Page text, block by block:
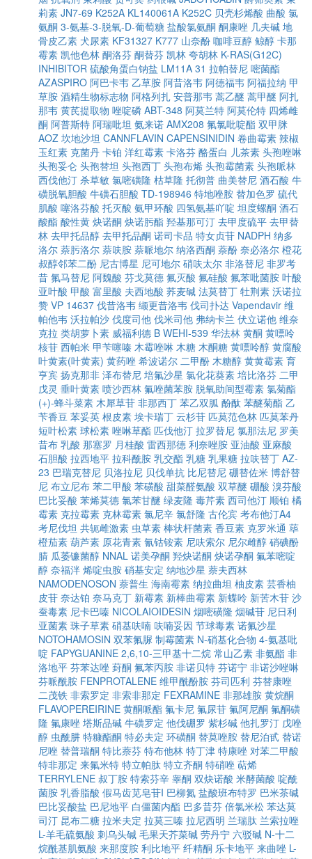
莉素 JN7-69 K252A KL140061A K252C 贝壳杉烯酸 曲酸 氯
氨酮 3-氨基-3-脱氧-D-葡萄糖 盐酸氯氨酮 酮康唑 几夫碱 地
骨皮乙素 犬尿素 KF31327 K777 山奈酚 咖啡豆醇 鲸醇 卡那
霉素 凯他色林 酮洛芬 酮替芬 凯林 夸胡林 K-RAS(G12C)
INHIBITOR 硫酸角蛋白钠盐 LM11A 31 拉帕替尼 嘧菌酯
AZASPIRO 阿巴卡韦 乙草胺 阿昔洛韦 阿德福韦 阿福拉纳 甲
草胺 酒精生物标志物 阿格列扎 安普那韦 蒿乙醚 蒿甲醚 阿扎
那韦 黄芪提取物 唑啶磷 ABT-348 阿莫兰特 阿莫伦特 四烯雌
酮 阿普斯特 阿瑞吡坦 氨来诺 AMX208 氟氯吡啶酯 双甲脒
AOZ 坎地沙坦 CANNFLAVIN CAPENSINIDIN 卷曲霉素 辣椒
玉红素 克菌丹 卡铂 洋红霉素 卡洛芬 酪蛋白 儿茶素 头孢唑啉
头孢妥仑 头孢替坦 头孢西丁 头孢布烯 头孢霉菌素 头孢哌林
西伐他汀 杀草敏 氯嘧磺隆 枯草隆 托彻普 曲美替尼 酒石酸 牛
磺脱氧胆酸 牛磺石胆酸 TD-198946 特地唑胺 替加色罗 硫代
肌酸 噻洛芬酸 托灭酸 氨甲环酸 四氢氨基吖啶 坦度螺酮 酒石
酸酯 酸性黄 炔诺酮 炔诺肟酯 羟基那可汀 去甲度硫平 去甲替
林 去甲托品醇 去甲托品酮 诺司卡品 特女贞苷 NADPH 纳多
洛尔 萘肟洛尔 萘呋胺 萘哌地尔 纳洛西酮 萘酚 奈必洛尔 橙花
叔醇邻苯二酚 尼古博星 尼可地尔 硝呋太尔 非洛替尼 非罗考
昔 氟马替尼 阿魏酸 芬戈莫德 氟灭酸 氟硅酸 氟苯吡菌胺 叶酸
亚叶酸 甲酸 富里酸 夫西地酸 荞麦碱 法莫替丁 牡荆素 沃诺拉
赞 VP 14637 伐昔洛韦 缬更昔洛韦 伐司扑达 Vapendavir 维
帕他韦 沃拉帕沙 伐度司他 伐米司他 弗纳卡兰 伏立诺他 维奈
克拉 类胡萝卜素 威福利德 B WEHI-539 华法林 黄酮 黄嘌呤
核苷 西帕米 甲苄噻嗪 木霉唑啉 木糖 木酮糖 黄嘌呤醇 黄腐酸
叶黄素(叶黄素) 黄药唑 希波诺尔 二甲酚 木糖醇 黄黄霉素 育
亨宾 扬克那非 泽布替尼 培氟沙星 氯化花葵素 培比洛芬 二甲
戊灵 垂叶黄素 喷沙西林 氟唑菌苯胺 脱氧助间型霉素 氯菊酯
(+)-蜂斗菜素 木犀草苷 非那西丁 苯乙双胍 酚酞 苯醚菊酯 乙
苄香豆 苯妥英 根皮素 埃卡瑞丁 云杉苷 匹莫范色林 匹莫苯丹
短叶松素 球松素 唑啉草酯 匹伐他汀 拉罗替尼 氯那法尼 罗美
昔布 乳酸 那塞罗 月桂酸 雷西那德 利奈唑胺 亚油酸 亚麻酸
石胆酸 拉西地平 拉科酰胺 乳交酯 乳糖 乳果糖 拉呋替丁 AZ-
23 巴瑞克替尼 贝洛拉尼 贝伐单抗 比尼替尼 硼替佐米 博舒替
尼 布立尼布 苯二甲酸 苯磺酸 甜菜醛氨酸 双草醚 硼酸 溴芬酸
巴比妥酸 苯烯莫德 氯苯甘醚 绿麦隆 毒芹素 西司他汀 顺铂 橘
霉素 克拉霉素 克林霉素 氯尼辛 氯舒隆 古伦宾 考布他汀A4
考尼伐坦 共轭雌激素 虫草素 棒状杆菌素 香豆素 克罗米通 荜
橙茄素 葫芦素 原花青素 氰钴铵素 尼呋索尔 尼尔雌醇 硝碘酚
腈 瓜萎镰菌醇 NNAL 诺美孕酮 羟炔诺酮 炔诺孕酮 氟苯嘧啶
醇 奈福泮 烯啶虫胺 硝基安定 纳地沙星 萘夫西林
NAMODENOSON 萘普生 海南霉素 纳拉曲坦 柚皮素 芸香柚
皮苷 奈达铂 奈马克丁 新霉素 新棒曲霉素 新蝶呤 新苦木苷 沙
蚕毒素 尼卡巴嗪 NICOLAIOIDESIN 烟嘧磺隆 烟碱苷 尼日利
亚菌素 珠子草素 硝基呋喃 呋喃妥因 节球毒素 诺氟沙星
NOTOHAMOSIN 双苯氟脲 制霉菌素 N-硝基化合物 4-氨基吡
啶 FAPYGUANINE 2,6,10-三甲基十二烷 常山乙素 非氨酯 非
洛地平 芬苯达唑 葑酮 氟苯丙胺 非诺贝特 芬诺宁 非诺沙唑啉
芬哌酰胺 FENPROTALENE 维甲酰酚胺 芬司匹利 芬替康唑
二茂铁 非索罗定 非索非那定 FEXRAMINE 非那雄胺 黄烷酮
FLAVOPEREIRINE 黄酮哌酯 氟卡尼 氟尿苷 氟阿尼酮 氟酮磺
隆 氟康唑 塔斯品碱 牛磺罗定 他伐硼罗 紫杉碱 他扎罗汀 戊唑
醇 虫酰肼 特糠酯酮 特必夫定 环磺酮 替莫唑胺 替尼泊甙 替诺
尼唑 替普瑞酮 特比萘芬 特布他林 特丁津 特康唑 对苯二甲酸
特非那定 来氟米特 特立帕肽 特立齐酮 特硝唑 萜烯
TERRYLENE 叔丁胺 特索芬辛 睾酮 双炔诺酸 米酵菌酸 啶酰
菌胺 乳香脂酸 假马齿苋皂苷I 巴柳氮 盐酸班布特罗 巴米茶碱
巴比妥酸盐 巴尼地平 白僵菌内酯 巴多昔芬 倍氯米松 苯达莫
司汀 昆布二糖 拉米夫定 拉莫三嗪 拉尼西明 兰瑞肽 兰索拉唑
L-羊毛硫氨酸 刺乌头碱 毛果天芥菜碱 劳丹宁 六驳碱 N-十二
烷酰基肌氨酸 来那度胺 利比地平 纤精酮 乐卡地平 来曲唑 L-